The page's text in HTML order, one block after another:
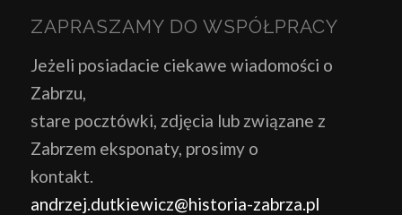
ZAPRASZAMY DO WSPÓŁPRACY
Jeżeli posiadacie ciekawe wiadomości o
Zabrzu,
stare pocztówki, zdjęcia lub związane z
Zabrzem eksponaty, prosimy o
kontakt.
andrzej.dutkiewicz@historia-zabrza.pl